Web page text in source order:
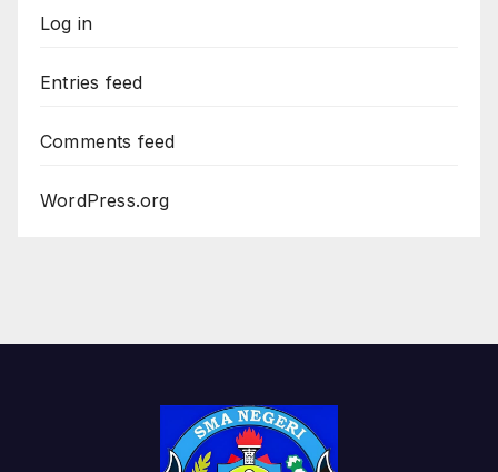
Log in
Entries feed
Comments feed
WordPress.org